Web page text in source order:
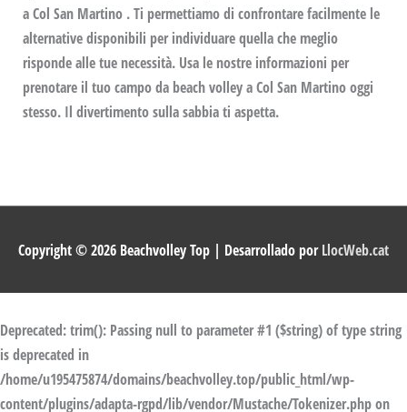
a Col San Martino . Ti permettiamo di confrontare facilmente le
alternative disponibili per individuare quella che meglio
risponde alle tue necessità. Usa le nostre informazioni per
prenotare il tuo campo da beach volley a Col San Martino oggi
stesso. Il divertimento sulla sabbia ti aspetta.
Copyright © 2026 Beachvolley Top | Desarrollado porLlocWeb.cat
Deprecated: trim(): Passing null to parameter #1 ($string) of type string
is deprecated in
/home/u195475874/domains/beachvolley.top/public_html/wp-
content/plugins/adapta-rgpd/lib/vendor/Mustache/Tokenizer.phpon